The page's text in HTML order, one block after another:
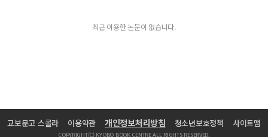
TV미디어의 자연경관 화면이 시청자에게 미치는 심리적 효과 -스트레스 완화 효과
국외 카지노 이용객의 게임동기, 선택속성 및 재방문의도간의 구조적 관계
최근 이용한 논문이 없습니다.
교보문고 스콜라 이용약관 개인정보처리방침 청소년보호정책 사이트맵
COPYRIGHT(C) KYOBO BOOK CENTRE ALL RIGHTS RESERVED.